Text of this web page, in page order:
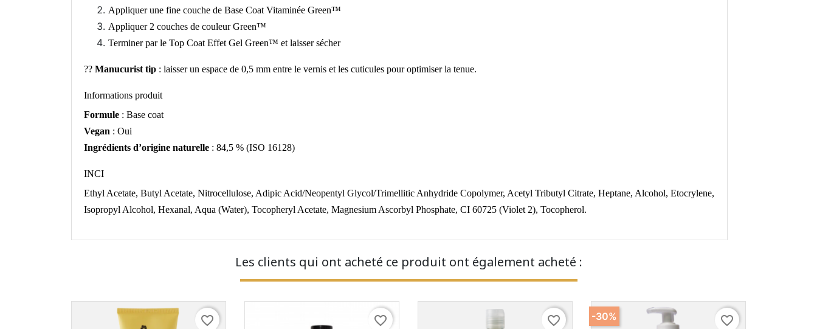
Appliquer une fine couche de Base Coat Vitaminée Green™
Appliquer 2 couches de couleur Green™
Terminer par le Top Coat Effet Gel Green™ et laisser sécher
?? Manucurist tip : laisser un espace de 0,5 mm entre le vernis et les cuticules pour optimiser la tenue.
Informations produit
Formule : Base coat
Vegan : Oui
Ingrédients d’origine naturelle : 84,5 % (ISO 16128)
INCI
Ethyl Acetate, Butyl Acetate, Nitrocellulose, Adipic Acid/Neopentyl Glycol/Trimellitic Anhydride Copolymer, Acetyl Tributyl Citrate, Heptane, Alcohol, Etocrylene,
Isopropyl Alcohol, Hexanal, Aqua (Water), Tocopheryl Acetate, Magnesium Ascorbyl Phosphate, CI 60725 (Violet 2), Tocopherol.
Les clients qui ont acheté ce produit ont également acheté :
favorite_border favorite_border favorite_border favorite_border
-30%